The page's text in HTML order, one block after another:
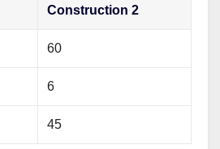
Construction 2
60
6
45